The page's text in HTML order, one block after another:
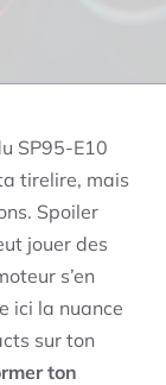
SP95-E10
tirelire, mais
Spoiler
jouer des
s’en
ici la nuance
sur ton
ton